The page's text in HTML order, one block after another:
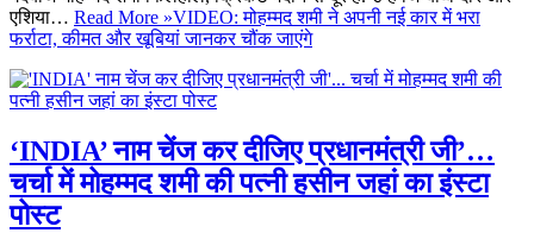
एशिया… Read More »VIDEO: मोहम्मद शमी ने अपनी नई कार में भरा
फर्राटा, कीमत और खूबियां जानकर चौंक जाएंगे
‘INDIA’ नाम चेंज कर दीजिए प्रधानमंत्री जी’…
चर्चा में मोहम्मद शमी की पत्नी हसीन जहां का इंस्टा
पोस्ट